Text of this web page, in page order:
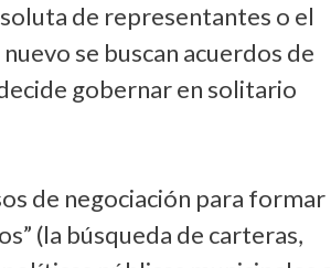
de representantes o el
se buscan acuerdos de
gobernar en solitario
de negociación para formar
(la búsqueda de carteras,